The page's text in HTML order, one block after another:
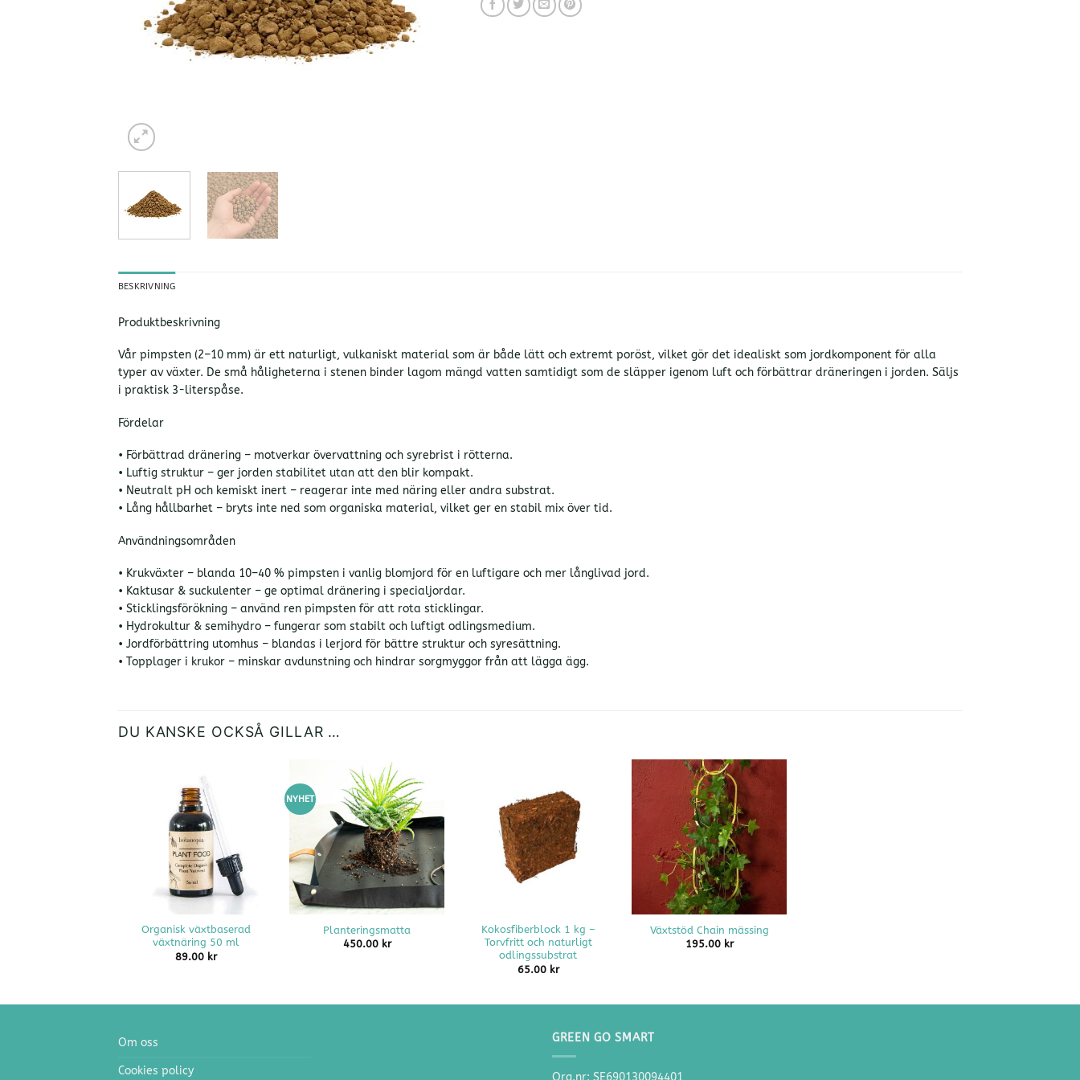
BESKRIVNING
Produktbeskrivning
Vår pimpsten (2–10 mm) är ett naturligt, vulkaniskt material som är både lätt och extremt poröst, vilket gör det idealiskt som jordkomponent för alla
typer av växter. De små håligheterna i stenen binder lagom mängd vatten samtidigt som de släpper igenom luft och förbättrar dräneringen i jorden. Säljs
i praktisk 3-literspåse.
Fördelar
• Förbättrad dränering – motverkar övervattning och syrebrist i rötterna.
• Luftig struktur – ger jorden stabilitet utan att den blir kompakt.
• Neutralt pH och kemiskt inert – reagerar inte med näring eller andra substrat.
• Lång hållbarhet – bryts inte ned som organiska material, vilket ger en stabil mix över tid.
Användningsområden
• Krukväxter – blanda 10–40 % pimpsten i vanlig blomjord för en luftigare och mer långlivad jord.
• Kaktusar & suckulenter – ge optimal dränering i specialjordar.
• Sticklingsförökning – använd ren pimpsten för att rota sticklingar.
• Hydrokultur & semihydro – fungerar som stabilt och luftigt odlingsmedium.
• Jordförbättring utomhus – blandas i lerjord för bättre struktur och syresättning.
• Topplager i krukor – minskar avdunstning och hindrar sorgmyggor från att lägga ägg.
DU KANSKE OCKSÅ GILLAR …
Organisk växtbaserad
växtnäring 50 ml
89.00 kr
NYHET
+
Planteringsmatta
450.00 kr
Kokosfiberblock 1 kg –
Torvfritt och naturligt
odlingssubstrat
65.00 kr
Växtstöd Chain mässing
195.00 kr
Om oss
Cookies policy
GREEN GO SMART
Org.nr: SE690130094401